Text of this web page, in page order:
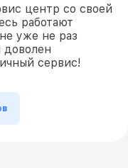
центр со своей
работают
уже не раз
доволен
сервис!